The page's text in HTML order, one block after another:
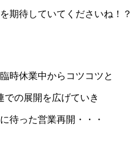
期待していてくださいね！？
時休業中からコツコツと
での展開を広げていき
待った営業再開・・・